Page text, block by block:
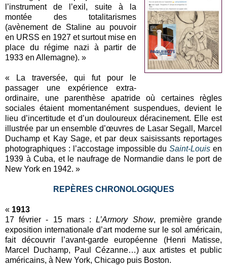
l’instrument de l’exil, suite à la
montée des totalitarismes
(avènement de Staline au pouvoir
en URSS en 1927 et surtout mise en
place du régime nazi à partir de
1933 en Allemagne). »
« La traversée, qui fut pour le
passager une expérience extra-
ordinaire, une parenthèse apatride où certaines règles
sociales étaient momentanément suspendues, devient le
lieu d’incertitude et d’un douloureux déracinement. Elle est
illustrée par un ensemble d’œuvres de Lasar Segall, Marcel
Duchamp et Kay Sage, et par deux saisissants reportages
photographiques : l’accostage impossible duSaint-Louis en
1939 à Cuba, et le naufrage de Normandie dans le port de
New York en 1942. »
REPÈRES CHRONOLOGIQUES
« 1913
17 février - 15 mars :L’Armory Show, première grande
exposition internationale d’art moderne sur le sol américain,
fait découvrir l’avant-garde européenne (Henri Matisse,
Marcel Duchamp, Paul Cézanne…) aux artistes et public
américains, à New York, Chicago puis Boston.